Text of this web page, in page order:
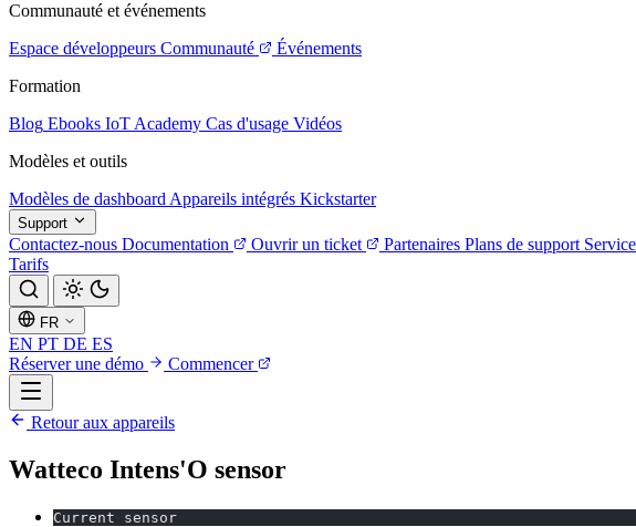
Communauté et événements
Espace développeurs Communauté
Événements
Formation
Blog Ebooks IoT Academy Cas d'usage Vidéos
Modèles et outils
Modèles de dashboard Appareils intégrés Kickstarter
Support
Contactez-nous Documentation Ouvrir un ticket Partenaires Plans de support
Tarifs
FR
EN PT DE ES
Réserver une démo
Commencer
Retour aux appareils
Watteco Intens'O sensor
Current sensor